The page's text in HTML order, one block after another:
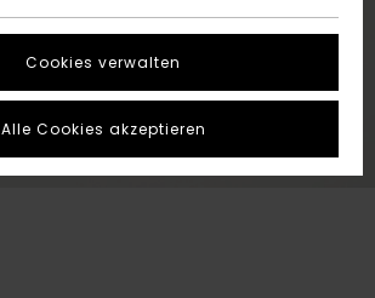
Cookies verwalten
Alle Cookies akzeptieren